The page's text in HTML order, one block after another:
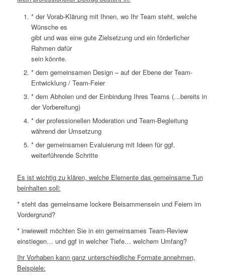
* der Vorab-Klärung mit Ihnen, wo Ihr Team steht, welche
Wünsche es
gibt und was eine gute Zielsetzung und ein förderlicher
Rahmen dafür
sein könnte.
* dem gemeinsamen Design – auf der Ebene der Team-
Entwicklung / Team-Feier
* dem Abholen und der Einbindung Ihres Teams (…bereits in
der Vorbereitung)
* der professionellen Moderation und Team-Begleitung
während der Umsetzung
* der gemeinsamen Evaluierung mit Ideen für ggf.
weiterführende Schritte
Es ist wichtig zu klären, welche Elemente das gemeinsame Tun
beinhalten soll:
* steht das gemeinsame lockere Beisammensein und Feiern im
Vordergrund?
* inwieweit möchten Sie in ein gemeinsames Team-Review
einstiegen… und ggf in welcher Tiefe… welchem Umfang?
Ihr Vorhaben kann ganz unterschiedliche Formate annehmen,
Beispiele: